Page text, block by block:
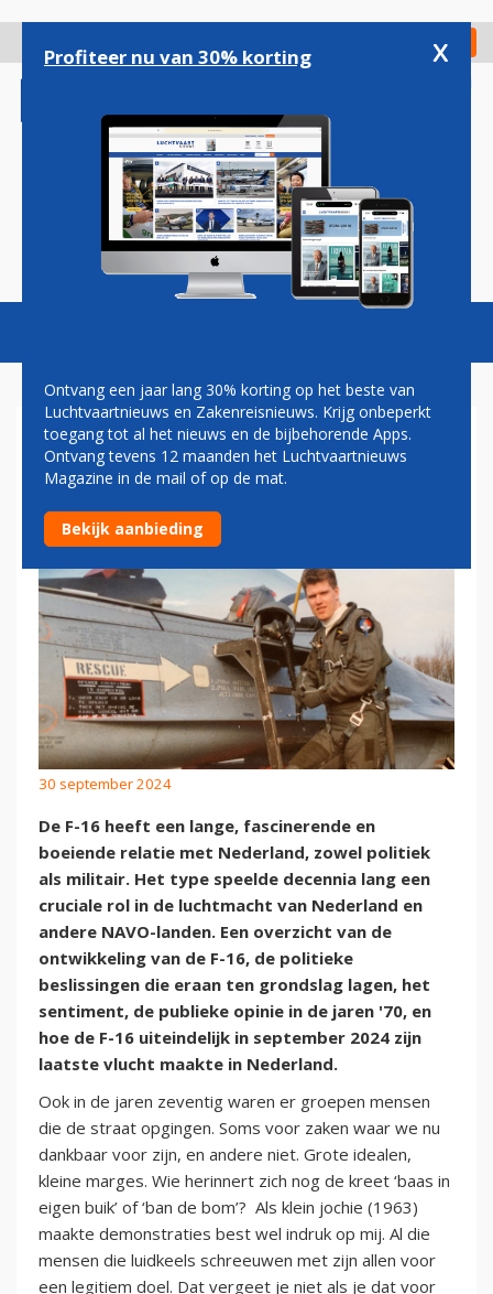
gaan
Check in
Magazine Podcasts Vacatures
MARC LITJENS: ODE AAN EEN
UITGEVLOGEN ICOON
30 september 2024
De F-16 heeft een lange, fascinerende en
boeiende relatie met Nederland, zowel politiek
als militair. Het type speelde decennia lang een
cruciale rol in de luchtmacht van Nederland en
andere NAVO-landen. Een overzicht van de
ontwikkeling van de F-16, de politieke
beslissingen die eraan ten grondslag lagen, het
sentiment, de publieke opinie in de jaren '70, en
hoe de F-16 uiteindelijk in september 2024 zijn
laatste vlucht maakte in Nederland.
Ook in de jaren zeventig waren er groepen mensen
die de straat opgingen. Soms voor zaken waar we nu
dankbaar voor zijn, en andere niet. Grote idealen,
kleine marges. Wie herinnert zich nog de kreet ‘baas in
eigen buik’ of ‘ban de bom’? Als klein jochie (1963)
maakte demonstraties best wel indruk op mij. Al die
mensen die luidkeels schreeuwen met zijn allen voor
een legitiem doel. Dat vergeet je niet als je dat voor
Profiteer nu van 30% korting x
Ontvang een jaar lang 30% korting op het beste van
Luchtvaartnieuws en Zakenreisnieuws. Krijg onbeperkt
toegang tot al het nieuws en de bijbehorende Apps.
Ontvang tevens 12 maanden het Luchtvaartnieuws
Magazine in de mail of op de mat.
Bekijk aanbieding